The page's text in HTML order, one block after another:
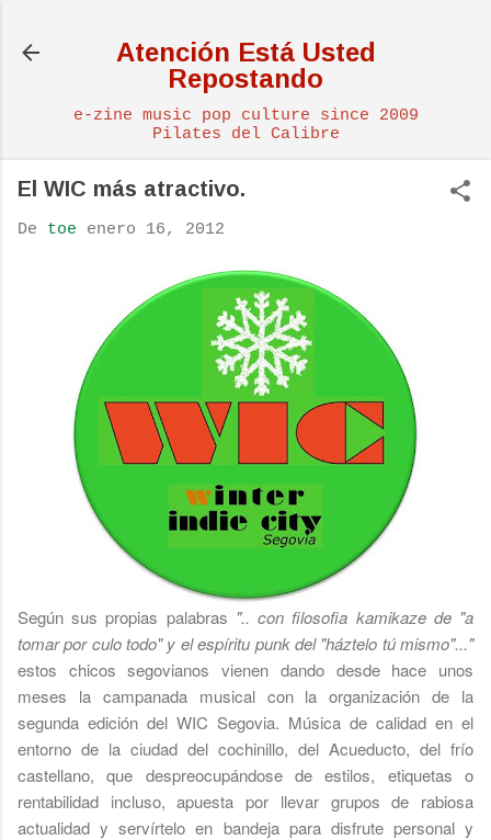
Atención Está Usted
Repostando
e-zine music pop culture since 2009
Pilates del Calibre
El WIC más atractivo.
De toe enero 16, 2012
Según sus propias palabras ".. con filosofia kamikaze de "a
tomar por culo todo" y el espíritu punk del "háztelo tú mismo"..."
estos chicos segovianos vienen dando desde hace unos
meses la campanada musical con la organización de la
segunda edición del WIC Segovia. Música de calidad en el
entorno de la ciudad del cochinillo, del Acueducto, del frío
castellano, que despreocupándose de estilos, etiquetas o
rentabilidad incluso, apuesta por llevar grupos de rabiosa
actualidad y servírtelo en bandeja para disfrute personal y